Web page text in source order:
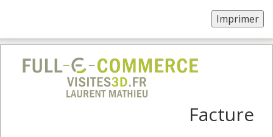
Facture